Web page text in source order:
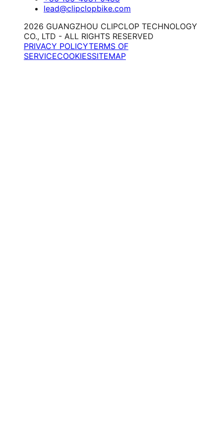
lead@clipclopbike.com
2026 GUANGZHOU CLIPCLOP TECHNOLOGY
CO., LTD - ALL RIGHTS RESERVED
PRIVACY POLICYTERMS OF
SERVICECOOKIESSITEMAP